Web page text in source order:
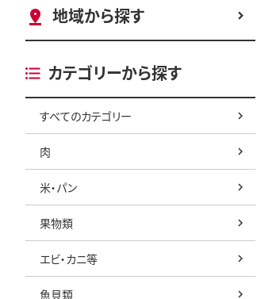
地域から探す
カテゴリーから探す
すべてのカテゴリー
肉
米・パン
果物類
エビ・カニ等
魚貝類